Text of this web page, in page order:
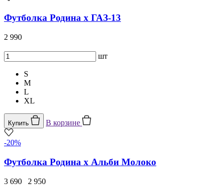
Футболка Родина x ГАЗ-13
2 990
шт
S
M
L
XL
Купить В корзине
-20%
Футболка Родина х Альби Молоко
3 690 2 950